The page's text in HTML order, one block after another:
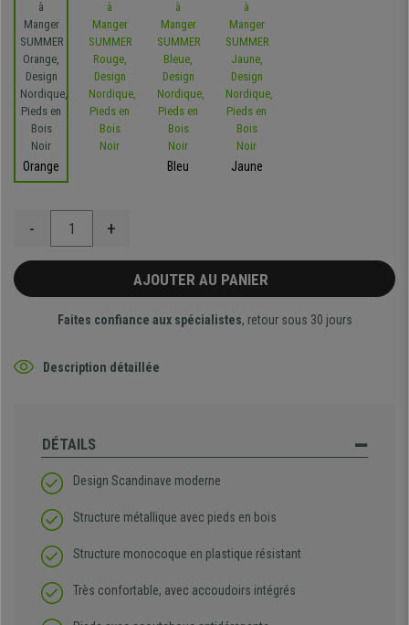
Orange Bleu Jaune
- +
AJOUTER AU PANIER
Faites confiance aux spécialistes, retour sous 30 jours
Description détaillée
DÉTAILS
Design Scandinave moderne
Structure métallique avec pieds en bois
Structure monocoque en plastique résistant
Très confortable, avec accoudoirs intégrés